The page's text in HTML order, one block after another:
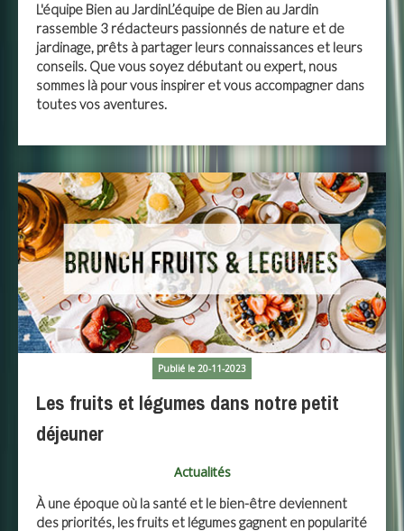
L'équipe Bien au JardinL’équipe de Bien au Jardin
rassemble 3 rédacteurs passionnés de nature et de
jardinage, prêts à partager leurs connaissances et leurs
conseils. Que vous soyez débutant ou expert, nous
sommes là pour vous inspirer et vous accompagner dans
toutes vos aventures.
Publié le 20-11-2023
Les fruits et légumes dans notre petit
déjeuner
Actualités
À une époque où la santé et le bien-être deviennent
des priorités, les fruits et légumes gagnent en popularité